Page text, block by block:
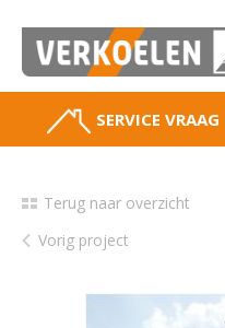
SERVICE VRAAG
Terug naar overzicht
Vorig project